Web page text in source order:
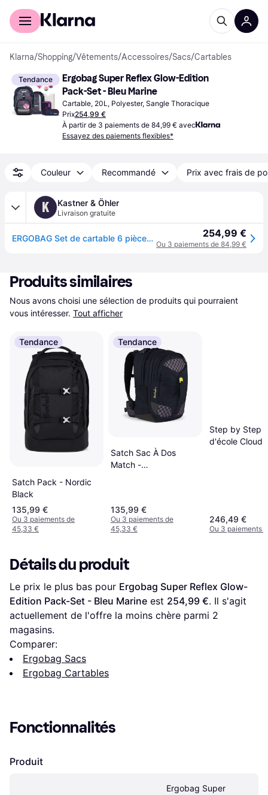
Acheter avec Klarna
Klarna/Shopping/Vêtements/Accessoires/Sacs/Cartables
Tendance
Ergobag Super Reflex Glow-Edition
Pack-Set - Bleu Marine
Cartable, 20L, Polyester, Sangle Thoracique
Prix254,99 €
À partir de 3 paiements de 84,99 € avec
Essayez des paiements flexibles*
Couleur Recommandé Prix avec frais de
K Kastner & Öhler
Livraison gratuite
ERGOBAG Set de cartable 6 pièces Bärlaxy 254,99 €
Ou 3 paiements de 84,99 €
Produits similaires
Nous avons choisi une sélection de produits qui pourraient
vous intéresser. Tout afficher
Tendance
Satch Pack - Nordic
Black
135,99 €
Ou 3 paiements de
45,33 €
Tendance
Satch Sac À Dos
Match -
135,99 €
Ou 3 paiements de
45,33 €
Step by Step
d'école Cloud
246,49 €
Ou 3 paiements
Détails du produit
Le prix le plus bas pour Ergobag Super Reflex Glow-
Edition Pack-Set - Bleu Marine est 254,99 €. Il s'agit
actuellement de l'offre la moins chère parmi 2
magasins.
Comparer:
Ergobag Sacs
Ergobag Cartables
Fonctionnalités
Produit
Ergobag Super